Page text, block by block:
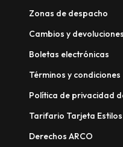
Zonas de despacho
Cambios y devoluciones
Boletas electrónicas
Términos y condiciones
Política de privacidad
Tarifario Tarjeta Estilos
Derechos ARCO